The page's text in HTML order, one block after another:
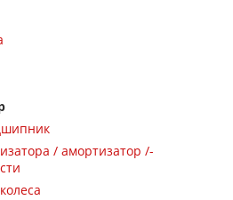
/ амортизатор /-